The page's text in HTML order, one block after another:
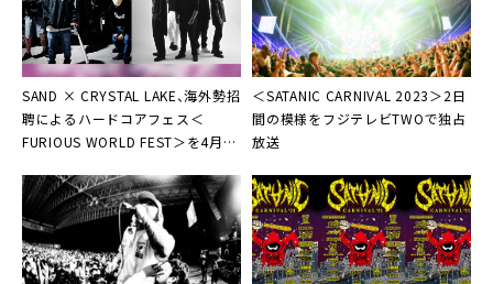
SAND × CRYSTAL LAKE、海外勢招
聘によるハードコアフェス＜
FURIOUS WORLD FEST＞を4月開
＜SATANIC CARNIVAL 2023＞2日
間の模様をフジテレビTWOで独占
放送